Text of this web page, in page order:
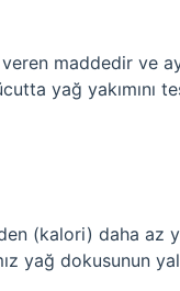
maddedir ve
yağ yakımını
(kalori) daha az
yağ dokusunun